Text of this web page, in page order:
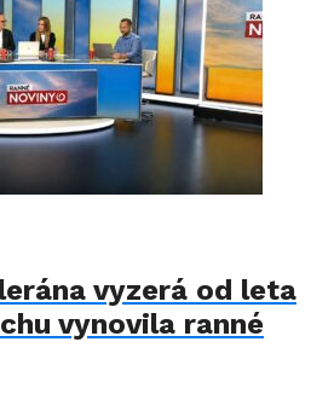
vyzerá od leta
vynovila ranné